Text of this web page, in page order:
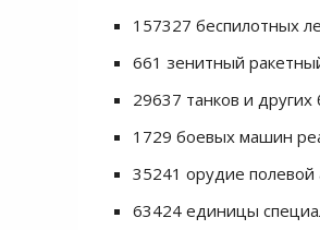
157327 беспилотных
661 зенитный
29637 танков и
1729 боевых машин
35241 орудие
63424 единицы